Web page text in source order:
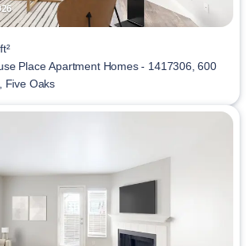
Place Apartment Homes - 1417306, 600
Five Oaks